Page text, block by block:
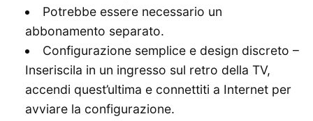
Potrebbe essere necessario un
abbonamento separato.
Configurazione semplice e design discreto –
Inseriscila in un ingresso sul retro della TV,
accendi quest’ultima e connettiti a Internet per
avviare la configurazione.